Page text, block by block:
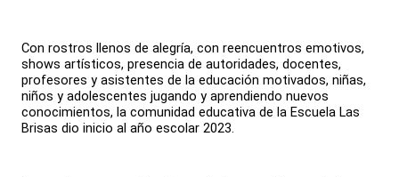
Con rostros llenos de alegría, con reencuentros emotivos,
shows artísticos, presencia de autoridades, docentes,
profesores y asistentes de la educación motivados, niñas,
niños y adolescentes jugando y aprendiendo nuevos
conocimientos, la comunidad educativa de la Escuela Las
Brisas dio inicio al año escolar 2023.